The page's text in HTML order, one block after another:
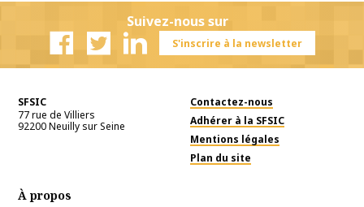
Suivez-nous sur
S'inscrire à la newsletter
SFSIC
77 rue de Villiers
92200Neuilly sur Seine
Contactez-nous
Adhérer à la SFSIC
Mentions légales
Plan du site
À propos